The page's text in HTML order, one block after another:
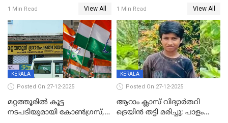
മാനസികപീഡനമെന്ന് കുറിപ്പ്
1 Min Read View All
സുഹൃത്തും പൊലീസ്
കസ്റ്റഡിയിൽ
1 Min Read View All
KERALA
Posted On 27-12-2025
മറ്റത്തൂരിൽ കൂട്ട
നടപടിയുമായി കോണ്‍ഗ്രസ്,
KERALA
Posted On 27-12-2025
ആറാം ക്ലാസ് വിദ്യാർത്ഥി
ട്രെയിൻ തട്ടി മരിച്ചു; പാളം